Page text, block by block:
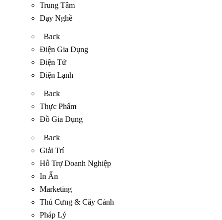
Trung Tâm
Dạy Nghề
Back
Điện Gia Dụng
Điện Tử
Điện Lạnh
Back
Thực Phẩm
Đồ Gia Dụng
Back
Giải Trí
Hỗ Trợ Doanh Nghiệp
In Ấn
Marketing
Thú Cưng & Cây Cảnh
Pháp Lý